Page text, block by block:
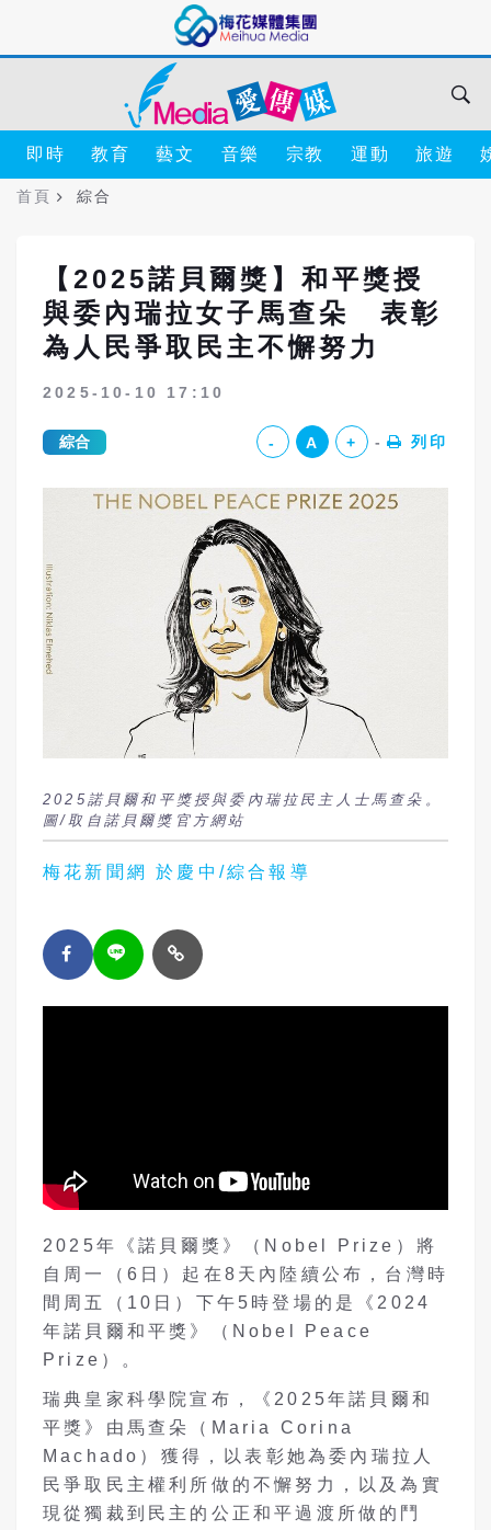
即時 教育 藝文 音樂 宗教 運動 旅遊
首頁 綜合
【2025諾貝爾獎】和平獎授
與委內瑞拉女子馬查朵 表彰
為人民爭取民主不懈努力
2025-10-10 17:10
綜合 - A + 列印
2025諾貝爾和平獎授與委內瑞拉民主人士馬查朵。
圖/取自諾貝爾獎官方網站
梅花新聞網 於慶中/綜合報導
2025年《諾貝爾獎》（Nobel Prize）將
自周一（6日）起在8天內陸續公布，台灣時
間周五（10日）下午5時登場的是《2024
年諾貝爾和平獎》（Nobel Peace
Prize）。
瑞典皇家科學院宣布，《2025年諾貝爾和
平獎》由馬查朵（Maria Corina
Machado）獲得，以表彰她為委內瑞拉人
民爭取民主權利所做的不懈努力，以及為實
現從獨裁到民主的公正和平過渡所做的鬥